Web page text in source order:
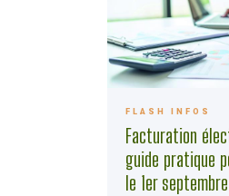
FLASH INFOS
Facturation
guide pratique
le 1er septembre